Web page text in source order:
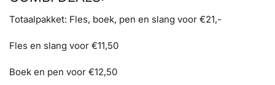
Totaalpakket: Fles, boek, pen en slang voor €21,-
Fles en slang voor €11,50
Boek en pen voor €12,50